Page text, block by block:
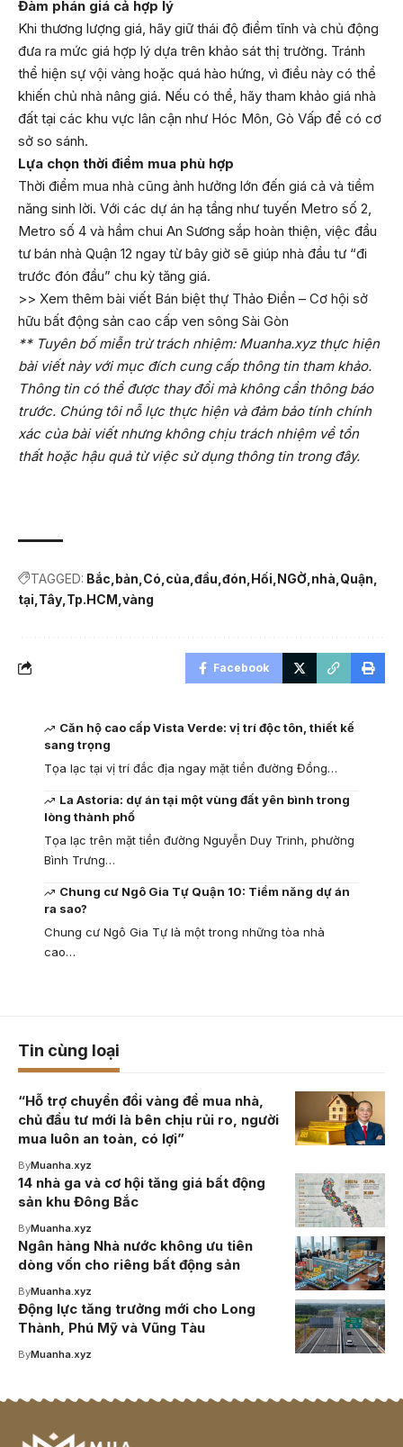
Đàm phán giá cả hợp lý
Khi thương lượng giá, hãy giữ thái độ điềm tĩnh và chủ động
đưa ra mức giá hợp lý dựa trên khảo sát thị trường. Tránh
thể hiện sự vội vàng hoặc quá hào hứng, vì điều này có thể
khiến chủ nhà nâng giá. Nếu có thể, hãy tham khảo giá nhà
đất tại các khu vực lân cận như Hóc Môn, Gò Vấp để có cơ
sở so sánh.
Lựa chọn thời điểm mua phù hợp
Thời điểm mua nhà cũng ảnh hưởng lớn đến giá cả và tiềm
năng sinh lời. Với các dự án hạ tầng như tuyến Metro số 2,
Metro số 4 và hầm chui An Sương sắp hoàn thiện, việc đầu
tư bán nhà Quận 12 ngay từ bây giờ sẽ giúp nhà đầu tư “đi
trước đón đầu” chu kỳ tăng giá.
>> Xem thêm bài viết Bán biệt thự Thảo Điền – Cơ hội sở
hữu bất động sản cao cấp ven sông Sài Gòn
** Tuyên bố miễn trừ trách nhiệm: Muanha.xyz thực hiện
bài viết này với mục đích cung cấp thông tin tham khảo.
Thông tin có thể được thay đổi mà không cần thông báo
trước. Chúng tôi nỗ lực thực hiện và đảm bảo tính chính
xác của bài viết nhưng không chịu trách nhiệm về tổn
thất hoặc hậu quả từ việc sử dụng thông tin trong đây.
TAGGED: Bắc bản Có của đầu đón Hối NGỜ nhà Quận
tại Tây Tp.HCM vàng
Facebook
Căn hộ cao cấp Vista Verde: vị trí độc tôn, thiết kế
sang trọng
Tọa lạc tại vị trí đắc địa ngay mặt tiền đường Đồng…
La Astoria: dự án tại một vùng đất yên bình trong
lòng thành phố
Tọa lạc trên mặt tiền đường Nguyễn Duy Trinh, phường
Bình Trưng…
Chung cư Ngô Gia Tự Quận 10: Tiềm năng dự án
ra sao?
Chung cư Ngô Gia Tự là một trong những tòa nhà
cao…
Tin cùng loại
“Hỗ trợ chuyển đổi vàng để mua nhà,
chủ đầu tư mới là bên chịu rủi ro, người
mua luôn an toàn, có lợi”
ByMuanha.xyz
14 nhà ga và cơ hội tăng giá bất động
sản khu Đông Bắc
ByMuanha.xyz
Ngân hàng Nhà nước không ưu tiên
dòng vốn cho riêng bất động sản
ByMuanha.xyz
Động lực tăng trưởng mới cho Long
Thành, Phú Mỹ và Vũng Tàu
ByMuanha.xyz